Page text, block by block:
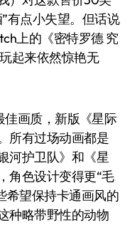
有点小失望。但话说
上的《密特罗德 究
起来依然惊艳无
佳画质，新版《星际
所有过场动画都是
河护卫队》和《星
角色设计变得更“毛
希望保持卡通画风的
种略带野性的动物